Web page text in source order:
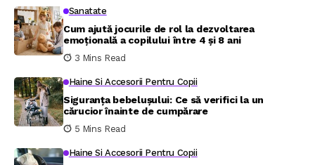
Sanatate
Cum ajută jocurile de rol la dezvoltarea
emoțională a copilului între 4 și 8 ani
3 Mins Read
Haine Si Accesorii Pentru Copii
Siguranța bebelușului: Ce să verifici la un
cărucior înainte de cumpărare
5 Mins Read
Haine Si Accesorii Pentru Copii